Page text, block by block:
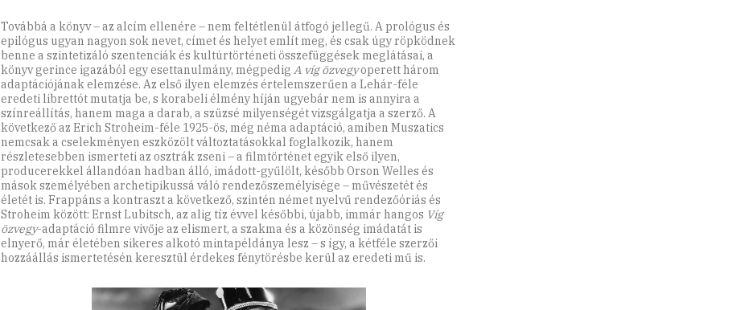
Továbbá a könyv – az alcím ellenére – nem feltétlenül átfogó jellegű. A prológus és
epilógus ugyan nagyon sok nevet, címet és helyet említ meg, és csak úgy röpködnek
benne a szintetizáló szentenciák és kultúrtörténeti összefüggések meglátásai, a
könyv gerince igazából egy esettanulmány, mégpedig A víg özvegyoperett három
adaptációjának elemzése. Az első ilyen elemzés értelemszerűen a Lehár-féle
eredeti librettót mutatja be, s korabeli élmény híján ugyebár nem is annyira a
színreállítás, hanem maga a darab, a szüzsé milyenségét vizsgálgatja a szerző. A
következő az Erich Stroheim-féle 1925-ös, még néma adaptáció, amiben Muszatics
nemcsak a cselekményen eszközölt változtatásokkal foglalkozik, hanem
részletesebben ismerteti az osztrák zseni – a filmtörténet egyik első ilyen,
producerekkel állandóan hadban álló, imádott-gyűlölt, később Orson Welles és
mások személyében archetipikussá váló rendezőszemélyisége – művészetét és
életét is. Frappáns a kontraszt a következő, szintén német nyelvű rendezőóriás és
Stroheim között: Ernst Lubitsch, az alig tíz évvel későbbi, újabb, immár hangos Víg
özvegy-adaptáció filmre vivője az elismert, a szakma és a közönség imádatát is
elnyerő, már életében sikeres alkotó mintapéldánya lesz – s így, a kétféle szerzői
hozzáállás ismertetésén keresztül érdekes fénytörésbe kerül az eredeti mű is.